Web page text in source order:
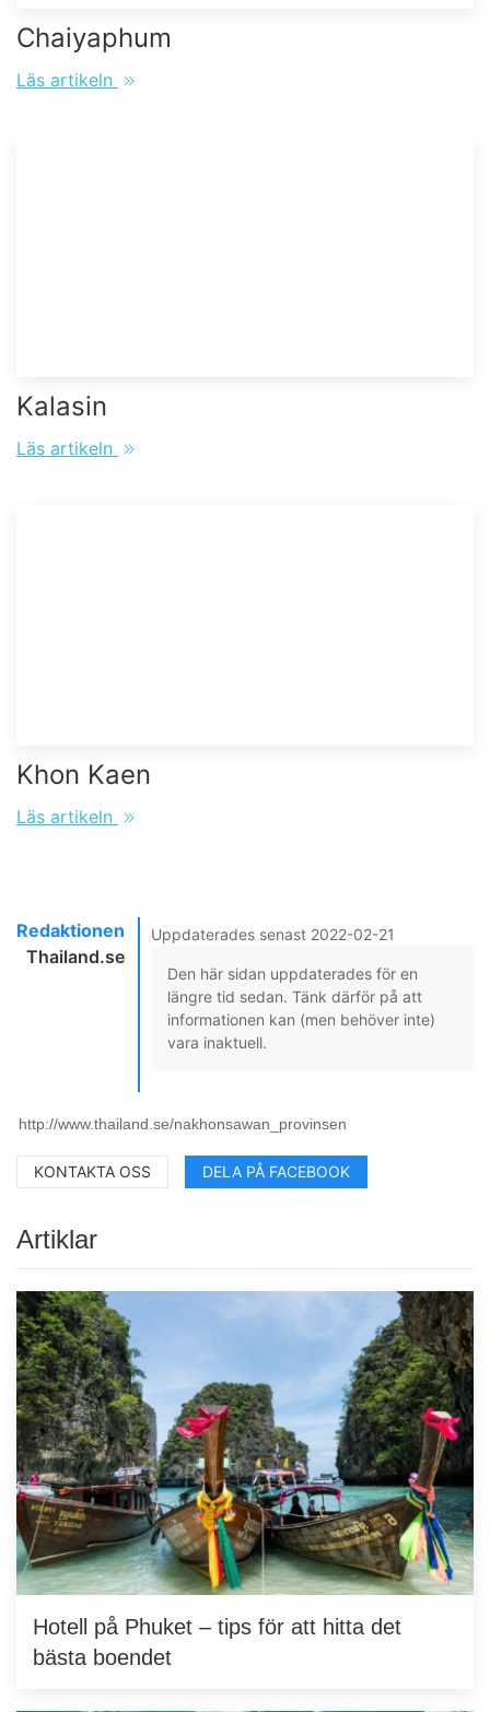
Chaiyaphum
Läs artikeln
Kalasin
Läs artikeln
Khon Kaen
Läs artikeln
Redaktionen
Thailand.se
Uppdaterades senast 2022-02-21
Den här sidan uppdaterades för en
längre tid sedan. Tänk därför på att
informationen kan (men behöver inte)
vara inaktuell.
KONTAKTA OSS DELA PÅ FACEBOOK
Artiklar
Hotell på Phuket – tips för att hitta det
bästa boendet